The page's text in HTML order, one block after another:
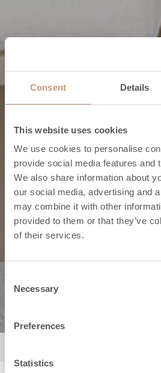
Consent Details
This website uses cookies
We use cookies to personalise
provide social media features and
We also share information about
our social media, advertising and
may combine it with other
provided to them or that they’ve
of their services.
Selection
Necessary
Preferences
Statistics
Öfen
Holz oder
Korpi
Ofen des
2026
09.03. - 29.05.2026